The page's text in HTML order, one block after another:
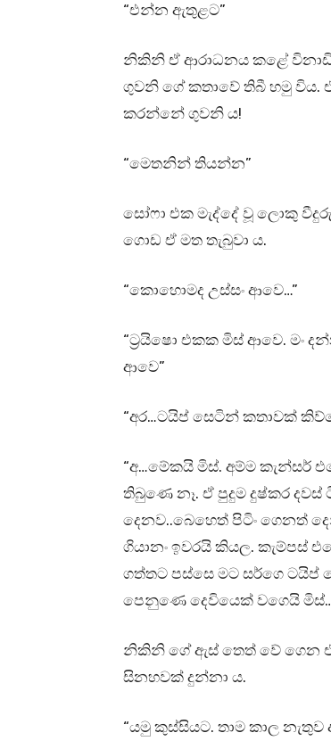
“එන්න ඇතුළට”
නිකිනි ඒ ආරාධනය කළේ
ගුවනි ගේ කතාවේ තිබී හමු විය.
කරන්නේ ගුවනි ය!
“මෙතනින් තියන්න”
සෝෆා එක මැද්දේ වූ ලොකු
ගොඩ ඒ මත තැබුවා ය.
“කොහොමද උස්සං ආවෙ…”
“ට්‍රයිෂො එකක මිස් ආවෙ. මං
ආවෙ”
“අර…ටයිප් සෙටින් කතාවක්
“අ…මේකයි මිස්. අම්ම කැන්සර්
තිබුණෙ නෑ. ඒ පුදුම දුෂ්කර
දෙනව..බෙහෙත් පිටිං ගෙනත්
ගියානං ඉවරයි කියල. කැම්පස්
ගත්තට පස්සෙ මට සර්ගෙ ටයිප්
පෙනුණෙ දෙවියෙක් වගෙයි
නිකිනි ගේ ඇස් තෙත් වේ ගෙන
සිනහවක් දුන්නා ය.
“යමු කුස්සියට. තාම කාල නැතුව